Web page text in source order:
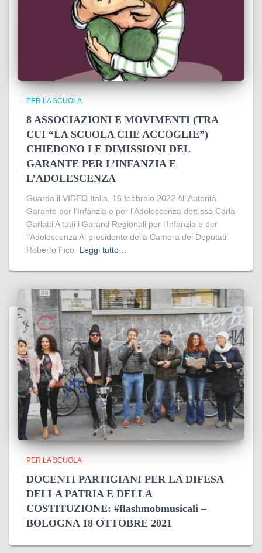
PER LA SCUOLA
8 ASSOCIAZIONI E MOVIMENTI (TRA
CUI “LA SCUOLA CHE ACCOGLIE”)
CHIEDONO LE DIMISSIONI DEL
GARANTE PER L’INFANZIA E
L’ADOLESCENZA
Guarda il VIDEO Italia, 16 febbraio 2022 All’Autorità
Garante per l’Infanzia e per l’Adolescenza dott.ssa Carla
Garlatti A tutti i Garanti Regionali per l’Infanzia e per
l’Adolescenza Al presidente della Camera dei Deputati
Roberto Fico
Leggi tutto…
PER LA SCUOLA
DOCENTI PARTIGIANI PER LA DIFESA
DELLA PATRIA E DELLA
COSTITUZIONE: #flashmobmusicali –
BOLOGNA 18 OTTOBRE 2021